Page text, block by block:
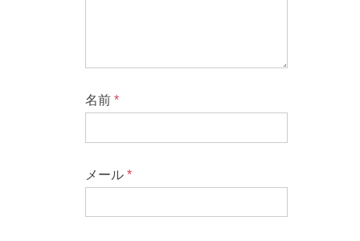
名前 *
メール *